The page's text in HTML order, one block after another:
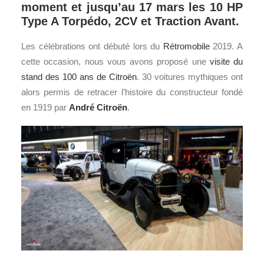
moment et jusqu’au 17 mars les 10 HP
Type A Torpédo, 2CV et Traction Avant.
Les célébrations ont débuté lors du Rétromobile2019. A
cette occasion, nous vous avons proposé une visite du
stand des 100 ans de Citroën. 30 voitures mythiques ont
alors permis de retracer l’histoire du constructeur fondé
en 1919 par André Citroën.